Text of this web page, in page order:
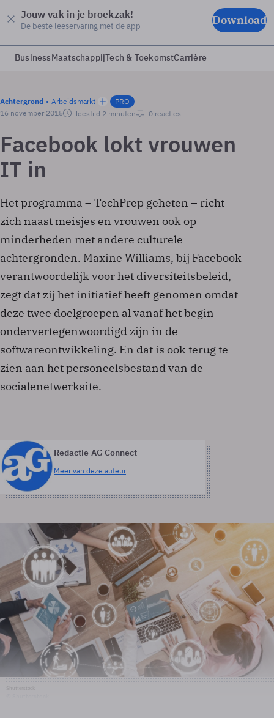
Jouw vak in je broekzak!
De beste leeservaring met de app Download
BusinessMaatschappijTech & ToekomstCarrière
Achtergrond Arbeidsmarkt
PRO
16 november 2015
leestijd 2 minuten 0 reacties
Facebook lokt vrouwen
IT in
Het programma – TechPrep geheten – richt
zich naast meisjes en vrouwen ook op
minderheden met andere culturele
achtergronden. Maxine Williams, bij Facebook
verantwoordelijk voor het diversiteitsbeleid,
zegt dat zij het initiatief heeft genomen omdat
deze twee doelgroepen al vanaf het begin
ondervertegenwoordigd zijn in de
softwareontwikkeling. En dat is ook terug te
zien aan het personeelsbestand van de
socialenetwerksite.
Redactie AG Connect
Meer van deze auteur